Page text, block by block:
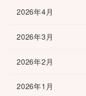
2026年4月
2026年3月
2026年2月
2026年1月